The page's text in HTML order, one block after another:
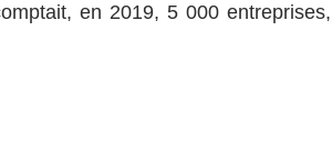
en 2019, 5 000 entreprises,